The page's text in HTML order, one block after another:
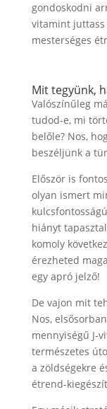
gondoskodni
vitamint juttass
mesterséges
Mit tegyünk,
Valószínűleg
tudod-e, mi
belőle? Nos,
beszéljünk a
Először is
olyan ismert
hiányt
komoly
érezheted
egy apró jelző!
De vajon mit
Nos,
mennyiségű J-
természetes
a zöldségekre
étrend-